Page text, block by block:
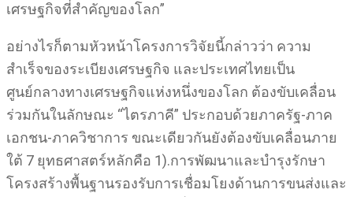
เศรษฐกิจที่สำคัญของโลก”
อย่างไรก็ตามหัวหน้าโครงการวิจัยนี้กล่าวว่า ความ
สำเร็จของระเบียงเศรษฐกิจ และประเทศไทยเป็น
ศูนย์กลางทางเศรษฐกิจแห่งหนึ่งของโลก ต้องขับเคลื่อน
ร่วมกันในลักษณะ “ไตรภาคี” ประกอบด้วยภาครัฐ-ภาค
เอกชน-ภาควิชาการ ขณะเดียวกันยังต้องขับเคลื่อนภาย
ใต้ 7 ยุทธศาสตร์หลักคือ 1).การพัฒนาและบำรุงรักษา
โครงสร้างพื้นฐานรองรับการเชื่อมโยงด้านการขนส่งและ